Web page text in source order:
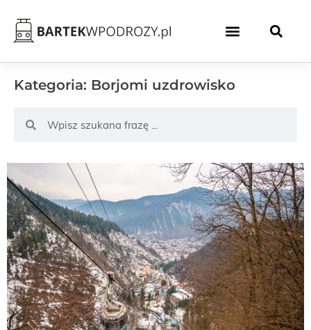
Kategoria: Borjomi uzdrowisko